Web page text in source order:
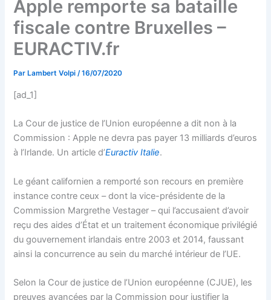
Apple remporte sa bataille
fiscale contre Bruxelles –
EURACTIV.fr
Par Lambert Volpi/16/07/2020
[ad_1]
La Cour de justice de l’Union européenne a dit non à la
Commission : Apple ne devra pas payer 13 milliards d’euros
à l’Irlande. Un article d’Euractiv Italie.
Le géant californien a remporté son recours en première
instance contre ceux – dont la vice-présidente de la
Commission Margrethe Vestager – qui l’accusaient d’avoir
reçu des aides d’État et un traitement économique privilégié
du gouvernement irlandais entre 2003 et 2014, faussant
ainsi la concurrence au sein du marché intérieur de l’UE.
Selon la Cour de justice de l’Union européenne (CJUE), les
preuves avancées par la Commission pour justifier la